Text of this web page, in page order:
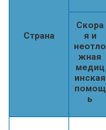
Страна
Скора
я и
неотло
жная
медиц
инская
помощ
ь